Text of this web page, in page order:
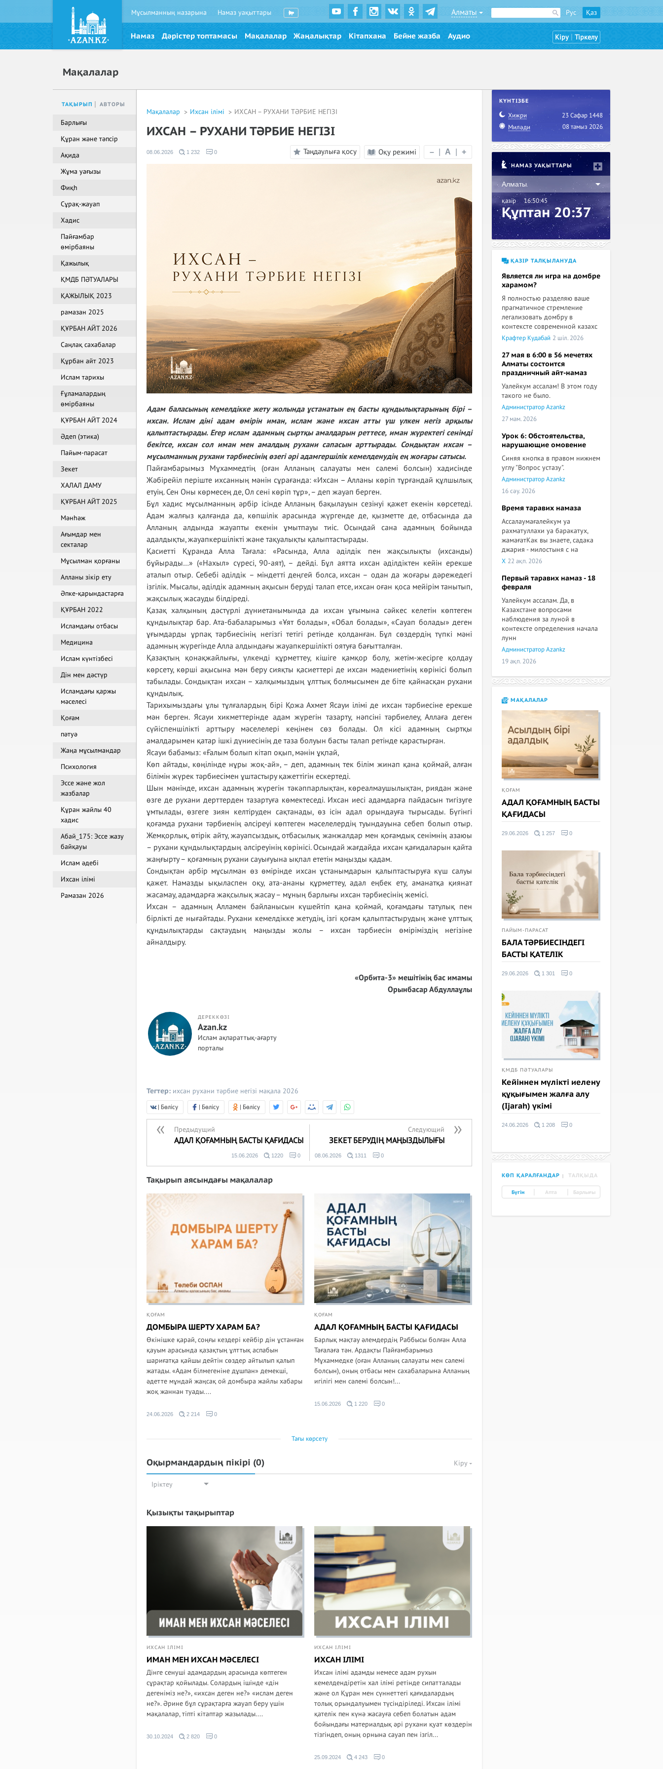
Мұсылманның назарына Намаз уақыттары Алматы Рус Қаз
Намаз Дәрістер топтамасы Мақалалар Жаңалықтар Кітапхана Бейне жазба Аудио Кіру | Тіркелу
Мақалалар
ТАҚЫРЫП АВТОРЫ
Барлығы
Құран және тәпсір
Ақида
Жұма уағызы
Фиқһ
Сұрақ-жауап
Хадис
Пайғамбар
өмірбаяны
Қажылық
ҚМДБ ПӘТУАЛАРЫ
ҚАЖЫЛЫҚ 2023
рамазан 2025
ҚҰРБАН АЙТ 2026
Саңлақ сахабалар
Құрбан айт 2023
Ислам тарихы
Ғұламалардың
өмірбаяны
ҚҰРБАН АЙТ 2024
Әдеп (этика)
Пайым-парасат
Зекет
ХАЛАЛ ДАМУ
ҚҰРБАН АЙТ 2025
Мәнһәж
Ағымдар мен
секталар
Мұсылман қорғаны
Алланы зікір ету
Әпке-қарындастарға
ҚҰРБАН 2022
Исламдағы отбасы
Медицина
Ислам күнтізбесі
Дін мен дәстүр
Исламдағы қаржы
мәселесі
Қоғам
пәтуә
Жаңа мұсылмандар
Психология
Эссе және жол
жазбалар
Құран жайлы 40
хадис
Абай_175: Эссе жазу
байқауы
Ислам әдебі
Ихсан ілімі
Рамазан 2026
Мақалалар Ихсан ілімі ИХСАН – РУХАНИ ТӘРБИЕ НЕГІЗІ
ИХСАН – РУХАНИ ТӘРБИЕ НЕГІЗІ
08.06.2026 1 232 0 Таңдаулыға қосу Оқу режимі – A +
Адам баласының кемелдікке жету жолында ұстанатын ең басты құндылықтарының бірі –
ихсан. Ислам діні адам өмірін иман, ислам және ихсан атты үш үлкен негіз арқылы
қалыптастырады. Егер ислам адамның сыртқы амалдарын реттесе, иман жүректегі сенімді
бекітсе, ихсан сол иман мен амалдың рухани сапасын арттырады. Сондықтан ихсан –
мұсылманның рухани тәрбиесінің өзегі әрі адамгершілік кемелденудің ең жоғары сатысы.
Пайғамбарымыз Мұхаммедтің (оған Алланың салауаты мен сәлемі болсын) хадисінде
Жәбірейіл періште ихсанның мәнін сұрағанда: «Ихсан – Алланы көріп тұрғандай құлшылық
етуің. Сен Оны көрмесең де, Ол сені көріп тұр», – деп жауап берген.
Бұл хадис мұсылманның әрбір ісінде Алланың бақылауын сезінуі қажет екенін көрсетеді.
Адам жалғыз қалғанда да, көпшілік арасында жүргенде де, қызметте де, отбасында да
Алланың алдында жауапты екенін ұмытпауы тиіс. Осындай сана адамның бойында
адалдықты, жауапкершілікті және тақуалықты қалыптастырады.
Қасиетті Құранда Алла Тағала: «Расында, Алла әділдік пен жақсылықты (ихсанды)
бұйырады…» («Нахыл» сүресі, 90-аят), – дейді. Бұл аятта ихсан әділдіктен кейін ерекше
аталып отыр. Себебі әділдік – міндетті деңгей болса, ихсан – одан да жоғары дәрежедегі
ізгілік. Мысалы, әділдік адамның ақысын беруді талап етсе, ихсан оған қоса мейірім танытып,
жақсылық жасауды білдіреді.
Қазақ халқының дәстүрлі дүниетанымында да ихсан ұғымына сәйкес келетін көптеген
құндылықтар бар. Ата-бабаларымыз «Ұят болады», «Обал болады», «Сауап болады» деген
ұғымдарды ұрпақ тәрбиесінің негізгі тетігі ретінде қолданған. Бұл сөздердің түпкі мәні
адамның жүрегінде Алла алдындағы жауапкершілікті оятуға бағытталған.
Қазақтың қонақжайлығы, үлкенді құрметтеу, кішіге қамқор болу, жетім-жесірге қолдау
көрсету, көрші ақысына мән беру сияқты қасиеттері де ихсан мәдениетінің көрінісі болып
табылады. Сондықтан ихсан – халқымыздың ұлттық болмысымен де біте қайнасқан рухани
құндылық.
Тарихымыздағы ұлы тұлғалардың бірі Қожа Ахмет Ясауи ілімі де ихсан тәрбиесіне ерекше
мән берген. Ясауи хикметтерінде адам жүрегін тазарту, нәпсіні тәрбиелеу, Аллаға деген
сүйіспеншілікті арттыру мәселелері кеңінен сөз болады. Ол кісі адамның сыртқы
амалдарымен қатар ішкі дүниесінің де таза болуын басты талап ретінде қарастырған.
Ясауи бабамыз: «Ғалым болып кітап оқып, мәнін ұқпай,
Көп айтады, көңілінде нұры жоқ-ай», – деп, адамның тек білім жинап қана қоймай, алған
білімін жүрек тәрбиесімен ұштастыру қажеттігін ескертеді.
Шын мәнінде, ихсан адамның жүрегін тәкәппарлықтан, көреалмаушылықтан, риядан және
өзге де рухани дерттерден тазартуға көмектеседі. Ихсан иесі адамдарға пайдасын тигізуге
ұмтылады, өзгеге зиян келтіруден сақтанады, өз ісін адал орындауға тырысады. Бүгінгі
қоғамда рухани тәрбиенің әлсіреуі көптеген мәселелердің туындауына себеп болып отыр.
Жемқорлық, өтірік айту, жауапсыздық, отбасылық жанжалдар мен қоғамдық сенімнің азаюы
– рухани құндылықтардың әлсіреуінің көрінісі. Осындай жағдайда ихсан қағидаларын қайта
жаңғырту – қоғамның рухани сауығуына ықпал ететін маңызды қадам.
Сондықтан әрбір мұсылман өз өмірінде ихсан ұстанымдарын қалыптастыруға күш салуы
қажет. Намазды ықыласпен оқу, ата-ананы құрметтеу, адал еңбек ету, аманатқа қиянат
жасамау, адамдарға жақсылық жасау – мұның барлығы ихсан тәрбиесінің жемісі.
Ихсан – адамның Алламен байланысын күшейтіп қана қоймай, қоғамдағы татулық пен
бірлікті де нығайтады. Рухани кемелдікке жетудің, ізгі қоғам қалыптастырудың және ұлттық
құндылықтарды сақтаудың маңызды жолы – ихсан тәрбиесін өміріміздің негізіне
айналдыру.
«Орбита-3» мешітінің бас имамы
Орынбасар Абдуллаұлы
ДЕРЕККӨЗІ
Azan.kz
Ислам ақпараттық-ағарту
порталы
Тегтер: ихсан рухани тәрбие негізі мақала 2026
| Бөлісу | Бөлісу | Бөлісу
Предыдущий Следующий
АДАЛ ҚОҒАМНЫҢ БАСТЫ ҚАҒИДАСЫ ЗЕКЕТ БЕРУДІҢ МАҢЫЗДЫЛЫҒЫ
15.06.2026 1220 0 08.06.2026 1311 0
Тақырып аясындағы мақалалар
ҚОҒАМ
ДОМБЫРА ШЕРТУ ХАРАМ БА?
Өкінішке қарай, соңғы кездері кейбір дін ұстанған
қауым арасында қазақтың ұлттық аспабын
шариғатқа қайшы дейтін сөздер айтылып қалып
жатады. «Адам білмегеніне дұшпан» демекші,
әдетте мұндай жаңсақ ой домбыра жайлы хабары
жоқ жаннан туады....
24.06.2026 2 214 0
ҚОҒАМ
АДАЛ ҚОҒАМНЫҢ БАСТЫ ҚАҒИДАСЫ
Барлық мақтау әлемдердің Раббысы болған Алла
Тағалаға тән. Ардақты Пайғамбарымыз
Мұхаммедке (оған Алланың салауаты мен сәлемі
болсын), оның отбасы мен сахабаларына Алланың
игілігі мен сәлемі болсын!...
15.06.2026 1 220 0
Тағы көрсету
Оқырмандардың пікірі (0) Кіру
Іріктеу
Қызықты тақырыптар
ИХСАН ІЛІМІ
ИМАН МЕН ИХСАН МӘСЕЛЕСІ
Дінге сенуші адамдардың арасында көптеген
сұрақтар қойылады. Солардың ішінде «дін
дегеніміз не?», «ихсан деген не?» «ислам деген
не?». Әрине бұл сұрақтарға жауап беру үшін
мақалалар, тіпті кітаптар жазылады....
30.10.2024 2 820 0
ИХСАН ІЛІМІ
ИХСАН ІЛІМІ
Ихсан ілімі адамды немесе адам рухын
кемелдендіретін хал ілімі ретінде сипатталады
және ол Құран мен сүннеттегі қағидалардың
толық орындалуымен түсіндіріледі. Ихсан ілімі
қателік пен күнә жасауға себеп болатын адам
бойындағы материалдық әрі рухани қуат көздерін
тізгіндеп, оның орнына сауап пен ізгіл...
25.09.2024 4 243 0
КҮНТІЗБЕ
Хижри
23 Сафар 1448
Миләди
08 тамыз 2026
НАМАЗ УАҚЫТТАРЫ
Алматы
қазір 16:50:47
Құптан 20:37
ҚАЗІР ТАЛҚЫЛАНУДА
Является ли игра на домбре
харамом?
Я полностью разделяю ваше
прагматичное стремление
легализовать домбру в
контексте современной казахс
Крафтер Кудабай 2 шіл. 2026
27 мая в 6:00 в 56 мечетях
Алматы состоится
праздничный айт-намаз
Уалейкум ассалам! В этом году
такого не было.
Администратор Azankz
27 мам. 2026
Урок 6: Обстоятельства,
нарушающие омовение
Синяя кнопка в правом нижнем
углу "Вопрос устазу".
Администратор Azankz
16 сәу. 2026
Время таравих намаза
Ассалаумағалейкум уа
рахматуллахи уа баракатух,
жамағатКак вы знаете, садака
джария - милостыня с на
X 22 ақп. 2026
Первый таравих намаз - 18
февраля
Уалейкум ассалам. Да, в
Казахстане вопросами
наблюдения за луной в
контексте определения начала
лунн
Администратор Azankz
19 ақп. 2026
МАҚАЛАЛАР
ҚОҒАМ
АДАЛ ҚОҒАМНЫҢ БАСТЫ
ҚАҒИДАСЫ
29.06.2026 1 257 0
ПАЙЫМ-ПАРАСАТ
БАЛА ТӘРБИЕСІНДЕГІ
БАСТЫ ҚАТЕЛІК
29.06.2026 1 301 0
ҚМДБ ПӘТУАЛАРЫ
Кейіннен мүлікті иелену
құқығымен жалға алу
(Ijarah) үкімі
24.06.2026 1 208 0
КӨП ҚАРАЛҒАНДАР ТАЛҚЫДА
Бүгін Апта Барлығы